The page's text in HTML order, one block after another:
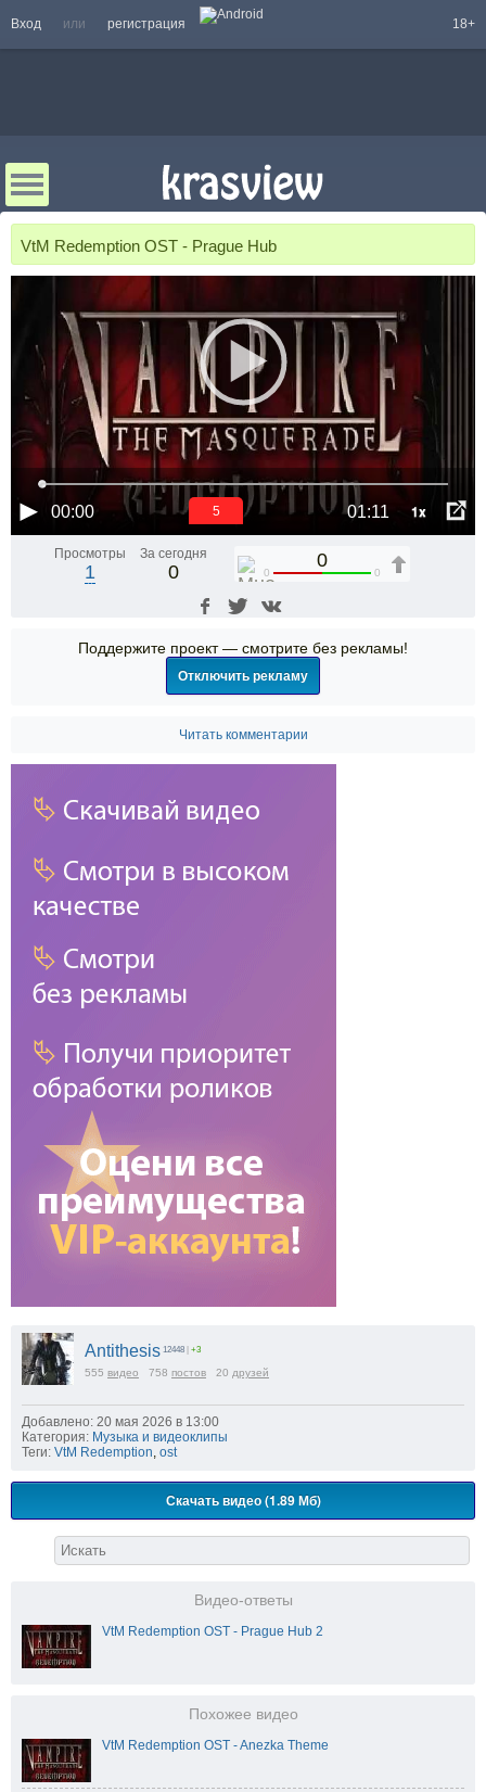
Вход или регистрация 18+
VtM Redemption OST - Prague Hub
00:00 01:11 1x
5
Просмотры
1
За сегодня
0
0
0 0
Поддержите проект — смотрите без рекламы!
Отключить рекламу
Читать комментарии
Antithesis 12448 +3
555 видео 758 постов 20 друзей
Добавлено: 20 мая 2026 в 13:00
Категория: Музыка и видеоклипы
Теги: VtM Redemption, ost
Скачать видео (1.89 Мб)
Видео-ответы
VtM Redemption OST - Prague Hub 2
Похожее видео
VtM Redemption OST - Anezka Theme